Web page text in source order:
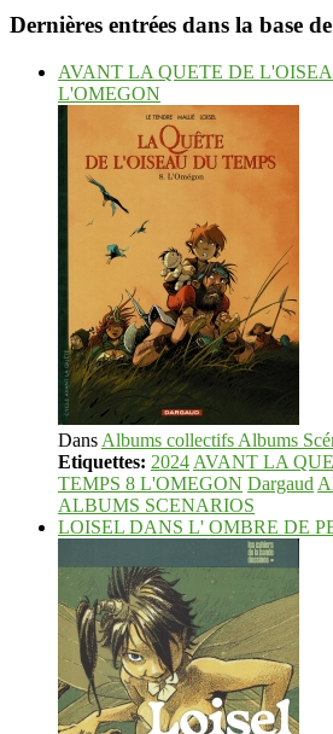
Dernières entrées dans la base
AVANT LA QUETE DE
L'OMEGON
Dans Albums collectifs Albums
Etiquettes: 2024 AVANT LA
TEMPS 8 L'OMEGON Dargaud
ALBUMS SCENARIOS
LOISEL DANS L' OMBRE DE